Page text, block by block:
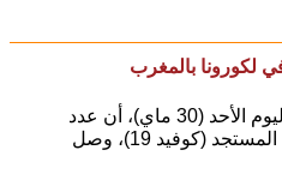
لكورونا بالمغرب
طنجاوي كشفت وزارة الصحة، اليوم الأحد (30 ماي)، أن عدد
(كوفيد 19)، وصل